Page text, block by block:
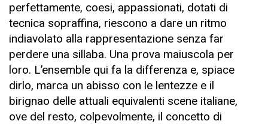
perfettamente, coesi, appassionati, dotati di
tecnica sopraffina, riescono a dare un ritmo
indiavolato alla rappresentazione senza far
perdere una sillaba. Una prova maiuscola per
loro. L’ensemble qui fa la differenza e, spiace
dirlo, marca un abisso con le lentezze e il
birignao delle attuali equivalenti scene italiane,
ove del resto, colpevolmente, il concetto di